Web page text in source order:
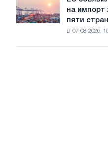
трамвайных
путей
Ярославля
объявил
окончательные
на импорт
пяти стран
07-08-2026,